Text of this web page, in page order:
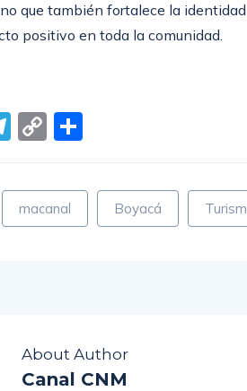
que también fortalece la
positivo en toda la comunidad.
Telegram
Copy
macanal Boyacá
About Author
Canal CNM